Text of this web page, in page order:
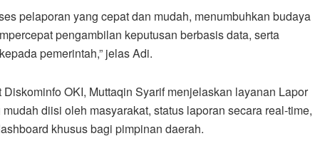
pelaporan yang cepat dan mudah, menumbuhkan budaya
pengambilan keputusan berbasis data, serta
pemerintah,” jelas Adi.
OKI, Muttaqin Syarif menjelaskan layanan Lapor
diisi oleh masyarakat, status laporan secara real-time,
khusus bagi pimpinan daerah.